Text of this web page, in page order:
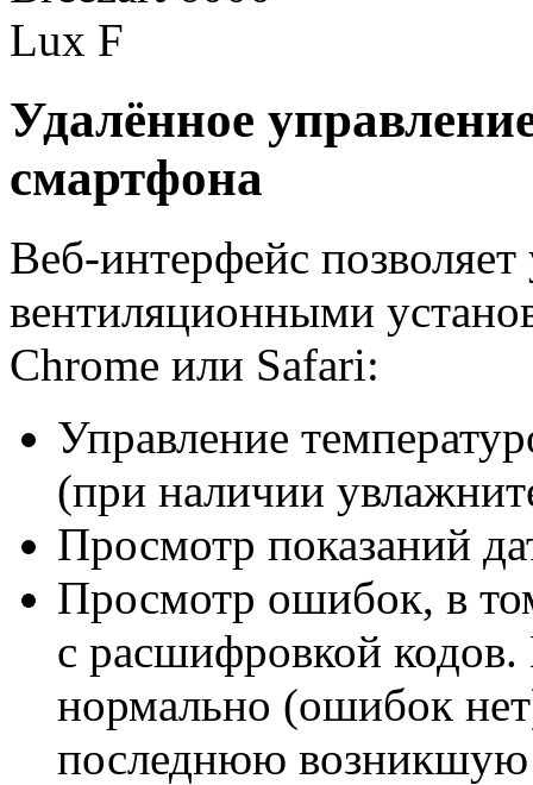
Удалённое
смартфона
Веб-интерфейс позволяет
вентиляционными
Chrome или Safari:
Управление
(при наличии
Просмотр показаний
Просмотр ошибок, в
с расшифровкой кодов.
нормально (ошибок
последнюю